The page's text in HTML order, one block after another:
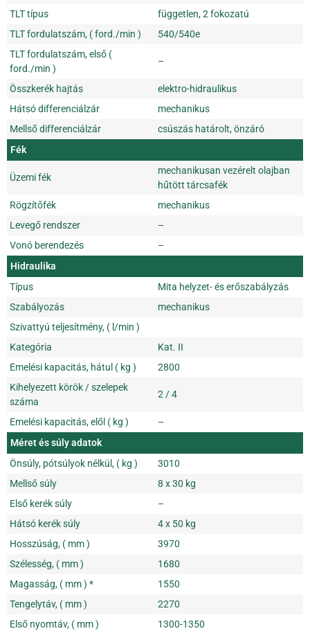
TLT típus
független, 2 fokozatú
TLT fordulatszám, ( ford./min )
540/540e
TLT fordulatszám, első (
ford./min )
–
Összkerék hajtás
elektro-hidraulikus
Hátsó differenciálzár
mechanikus
Mellső differenciálzár
csúszás határolt, önzáró
Fék
Üzemi fék
mechanikusan vezérelt olajban
hűtött tárcsafék
Rögzítőfék
mechanikus
Levegő rendszer
–
Vonó berendezés
–
Hidraulika
Típus
Mita helyzet- és erőszabályzás
Szabályozás
mechanikus
Szivattyú teljesítmény, ( l/min )
Kategória
Kat. II
Emelési kapacitás, hátul ( kg )
2800
Kihelyezett körök / szelepek
száma
2 / 4
Emelési kapacitás, elől ( kg )
–
Méret és súly adatok
Önsúly, pótsúlyok nélkül, ( kg )
3010
Mellső súly
8 x 30 kg
Első kerék súly
–
Hátsó kerék súly
4 x 50 kg
Hosszúság, ( mm )
3970
Szélesség, ( mm )
1680
Magasság, ( mm ) *
1550
Tengelytáv, ( mm )
2270
Első nyomtáv, ( mm )
1300-1350